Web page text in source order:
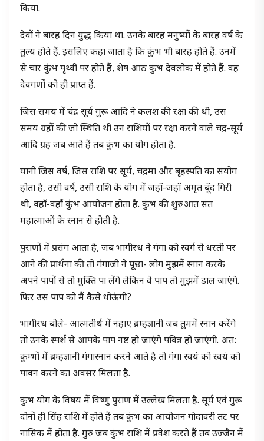
किया.
देवों ने बारह दिन युद्ध किया था. उनके बारह मनुष्यों के बारह वर्ष के
तुल्य होते हैं. इसलिए कहा जाता है कि कुंभ भी बारह होते हैं. उनमें
से चार कुंभ पृथ्वी पर होते हैं, शेष आठ कुंभ देवलोक में होते हैं. वह
देवगणों को ही प्राप्त हैं.
जिस समय में चंद्र सूर्य गुरू आदि ने कलश की रक्षा की थी, उस
समय ग्रहों की जो स्थिति थी उन राशियों पर रक्षा करने वाले चंद्र-सूर्य
आदि ग्रह जब आते हैं तब कुंभ का योग होता है.
यानी जिस वर्ष, जिस राशि पर सूर्य, चंद्रमा और बृहस्पति का संयोग
होता है, उसी वर्ष, उसी राशि के योग में जहाँ-जहाँ अमृत बूँद गिरी
थी, वहाँ-वहाँ कुंभ आयोजन होता है. कुंभ की शुरुआत संत
महात्माओं के स्नान से होती है.
पुराणों में प्रसंग आता है, जब भागीरथ ने गंगा को स्वर्ग से धरती पर
आने की प्रार्थना की तो गंगाजी ने पूछा- लोग मुझमें स्नान करके
अपने पापों से तो मुक्ति पा लेंगे लेकिन वे पाप तो मुझमें डाल जाएंगे.
फिर उस पाप को मैं कैसे धोऊंगी?
भागीरथ बोले- आत्मतीर्थ में नहाए ब्रम्हज्ञानी जब तुममें स्नान करेंगे
तो उनके स्पर्श से आपके पाप नष्ट हो जाएंगे पवित्र हो जाएंगी. अत:
कुम्भों में ब्रम्हज्ञानी गंगास्नान करने आते है तो गंगा स्वयं को स्वयं को
पावन करने का अवसर मिलता है.
कुंभ योग के विषय में विष्णु पुराण में उल्लेख मिलता है. सूर्य एवं गुरू
दोनों ही सिंह राशि में होते हैं तब कुंभ का आयोजन गोदावरी तट पर
नासिक में होता है. गुरु जब कुंभ राशि में प्रवेश करते हैं तब उज्जैन में